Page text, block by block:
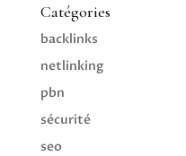
Catégories
backlinks
netlinking
pbn
sécurité
seo